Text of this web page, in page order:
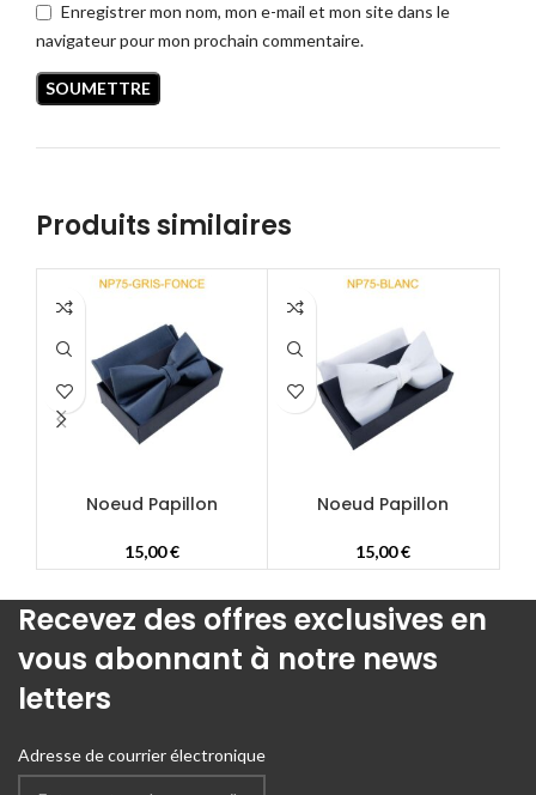
Enregistrer mon nom, mon e-mail et mon site dans le
navigateur pour mon prochain commentaire.
Produits similaires
Noeud Papillon
15,00€
Noeud Papillon
15,00€
Recevez des offres exclusives en
vous abonnant à notre news
letters
Adresse de courrier électronique